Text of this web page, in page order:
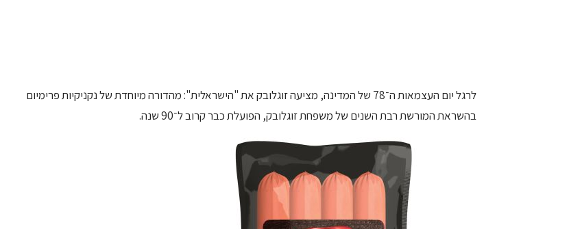
לרגל יום העצמאות ה־78 של המדינה, מציעה זוגלובק את "הישראלית": מהדורה מיוחדת של נקניקיות פרימיום
בהשראת המורשת רבת השנים של משפחת זוגלובק, הפועלת כבר קרוב ל־90 שנה.